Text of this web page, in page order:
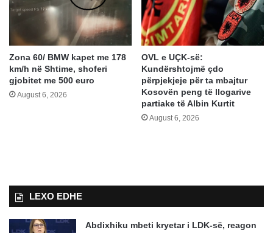
Zona 60/ BMW kapet me 178
km/h në Shtime, shoferi
gjobitet me 500 euro
August 6, 2026
OVL e UÇK-së:
Kundërshtojmë çdo
përpjekjeje për ta mbajtur
Kosovën peng të llogarive
partiake të Albin Kurtit
August 6, 2026
LEXO EDHE
Abdixhiku mbeti kryetar i LDK-së, reagon